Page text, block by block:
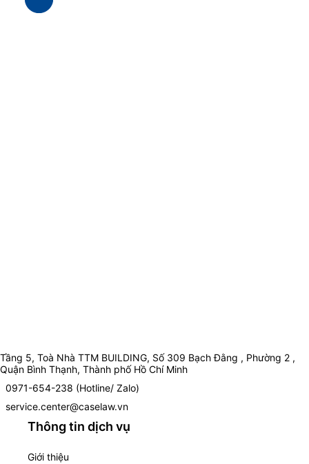
Tầng 5, Toà Nhà TTM BUILDING, Số 309 Bạch Đằng , Phường 2 ,
Quận Bình Thạnh, Thành phố Hồ Chí Minh
0971-654-238 (Hotline/ Zalo)
service.center@caselaw.vn
Thông tin dịch vụ
Giới thiệu